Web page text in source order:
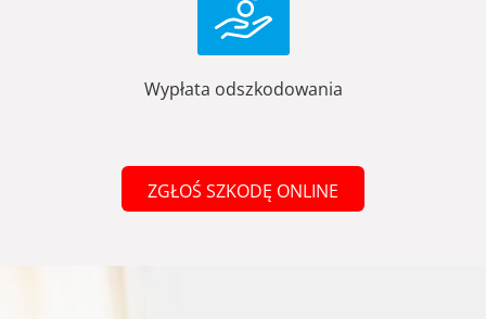
Wypłata odszkodowania
ZGŁOŚ SZKODĘ ONLINE